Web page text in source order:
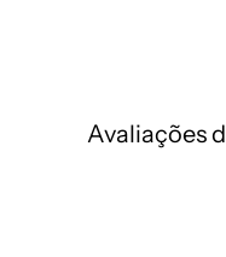
Avaliações